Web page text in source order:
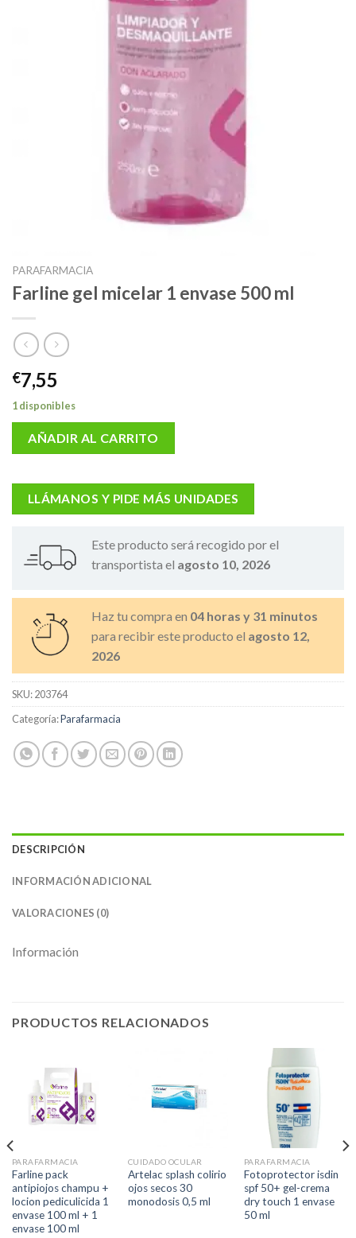
PARAFARMACIA
Farline gel micelar 1 envase 500 ml
€7,55
1 disponibles
AÑADIR AL CARRITO
LLÁMANOS Y PIDE MÁS UNIDADES
Este producto será recogido por el
transportista el agosto 10, 2026
Haz tu compra en 04 horas y 31 minutos
para recibir este producto el agosto 12,
2026
SKU:203764
Categoría:Parafarmacia
DESCRIPCIÓN
INFORMACIÓN ADICIONAL
VALORACIONES (0)
Información
PRODUCTOS RELACIONADOS
PARAFARMACIA
Farline pack
antipiojos champu +
locion pediculicida 1
envase 100 ml + 1
envase 100 ml
CUIDADO OCULAR
Artelac splash colirio
ojos secos 30
monodosis 0,5 ml
PARAFARMACIA
Fotoprotector isdin
spf 50+ gel-crema
dry touch 1 envase
50 ml